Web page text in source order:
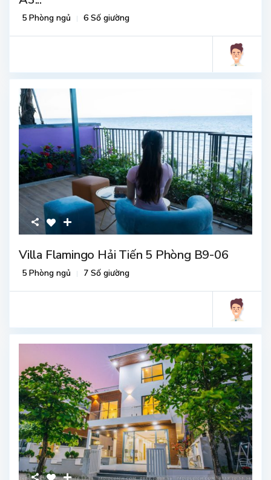
5 Phòng ngủ 6 Số giường
Villa Flamingo Hải Tiến 5 Phòng B9-06
5 Phòng ngủ 7 Số giường